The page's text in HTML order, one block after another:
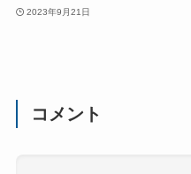
2023年9月21日
コメント